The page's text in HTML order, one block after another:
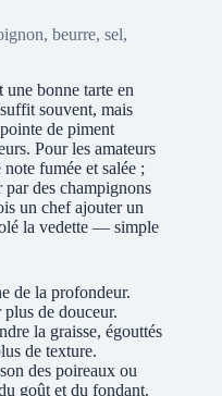
beurre, sel,
une bonne tarte en
suffit souvent, mais
de piment
Pour les amateurs
fumée et salée ;
des champignons
un chef ajouter un
la vedette — simple
de la profondeur.
de douceur.
la graisse, égouttés
de texture.
des poireaux ou
goût et du fondant.